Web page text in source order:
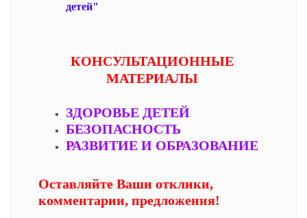
детей"
КОНСУЛЬТАЦИОННЫЕ
МАТЕРИАЛЫ
ЗДОРОВЬЕ ДЕТЕЙ
БЕЗОПАСНОСТЬ
РАЗВИТИЕ И ОБРАЗОВАНИЕ
Оставляйте Ваши отклики,
комментарии, предложения!